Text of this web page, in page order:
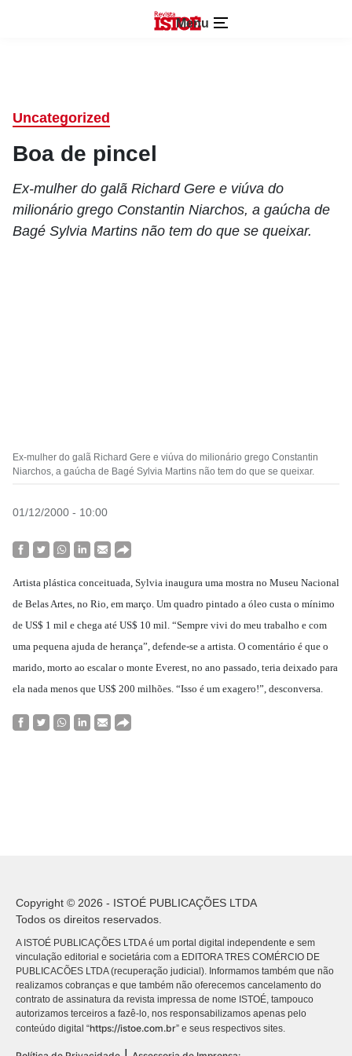
Menu
Uncategorized
Boa de pincel
Ex-mulher do galã Richard Gere e viúva do
milionário grego Constantin Niarchos, a gaúcha de
Bagé Sylvia Martins não tem do que se queixar.
Ex-mulher do galã Richard Gere e viúva do milionário grego Constantin
Niarchos, a gaúcha de Bagé Sylvia Martins não tem do que se queixar.
01/12/2000 - 10:00
Artista plástica conceituada, Sylvia inaugura uma mostra no Museu Nacional
de Belas Artes, no Rio, em março. Um quadro pintado a óleo custa o mínimo
de US$ 1 mil e chega até US$ 10 mil. “Sempre vivi do meu trabalho e com
uma pequena ajuda de herança”, defende-se a artista. O comentário é que o
marido, morto ao escalar o monte Everest, no ano passado, teria deixado para
ela nada menos que US$ 200 milhões. “Isso é um exagero!”, desconversa.
Copyright © 2026 - ISTOÉ PUBLICAÇÕES LTDA
Todos os direitos reservados.
A ISTOÉ PUBLICAÇÕES LTDA é um portal digital independente e sem
vinculação editorial e societária com a EDITORA TRES COMÉRCIO DE
PUBLICACÕES LTDA (recuperação judicial). Informamos também que não
realizamos cobranças e que também não oferecemos cancelamento do
contrato de assinatura da revista impressa de nome ISTOÉ, tampouco
autorizamos terceiros a fazê-lo, nos responsabilizamos apenas pelo
conteúdo digital “https://istoe.com.br” e seus respectivos sites.